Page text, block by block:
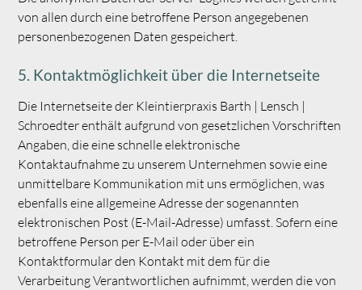
von allen durch eine betroffene Person angegebenen
personenbezogenen Daten gespeichert.
5. Kontaktmöglichkeit über die Internetseite
Die Internetseite der Kleintierpraxis Barth | Lensch |
Schroedter enthält aufgrund von gesetzlichen Vorschriften
Angaben, die eine schnelle elektronische
Kontaktaufnahme zu unserem Unternehmen sowie eine
unmittelbare Kommunikation mit uns ermöglichen, was
ebenfalls eine allgemeine Adresse der sogenannten
elektronischen Post (E-Mail-Adresse) umfasst. Sofern eine
betroffene Person per E-Mail oder über ein
Kontaktformular den Kontakt mit dem für die
Verarbeitung Verantwortlichen aufnimmt, werden die von